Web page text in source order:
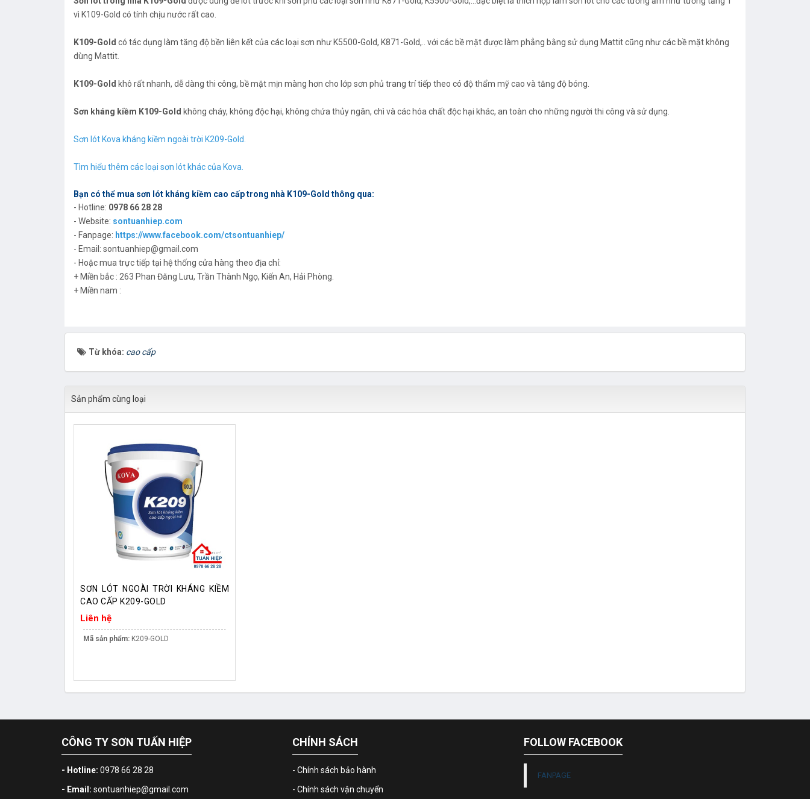
vì K109-Gold có tính chịu nước rất cao.
K109-Gold có tác dụng làm tăng độ bền liên kết của các loại sơn như K5500-Gold, K871-Gold,.. với các bề mặt được làm phẳng bằng sử dụng Mattit cũng như các bề mặt không
dùng Mattit.
K109-Gold khô rất nhanh, dễ dàng thi công, bề mặt mịn màng hơn cho lớp sơn phủ trang trí tiếp theo có độ thẩm mỹ cao và tăng độ bóng.
Sơn kháng kiềm K109-Gold không cháy, không độc hại, không chứa thủy ngân, chì và các hóa chất độc hại khác, an toàn cho những người thi công và sử dụng.
Sơn lót Kova kháng kiềm ngoài trời K209-Gold.
Tìm hiểu thêm các loại sơn lót khác của Kova.
Bạn có thể mua sơn lót kháng kiềm cao cấp trong nhà K109-Gold thông qua:
- Hotline: 0978 66 28 28
- Website: sontuanhiep.com
- Fanpage: https://www.facebook.com/ctsontuanhiep/
- Email: sontuanhiep@gmail.com
- Hoặc mua trực tiếp tại hệ thống cửa hàng theo địa chỉ:
+ Miền bắc : 263 Phan Đăng Lưu, Trần Thành Ngọ, Kiến An, Hải Phòng.
+ Miền nam :
Từ khóa: cao cấp
Sản phẩm cùng loại
SƠN LÓT NGOÀI TRỜI KHÁNG KIỀM
CAO CẤP K209-GOLD
Liên hệ
Mã sản phẩm: K209-GOLD
CÔNG TY SƠN TUẤN HIỆP
- Hotline: 0978 66 28 28
- Email: sontuanhiep@gmail.com
CHÍNH SÁCH
- Chính sách bảo hành
- Chính sách vận chuyển
FOLLOW FACEBOOK
FANPAGE